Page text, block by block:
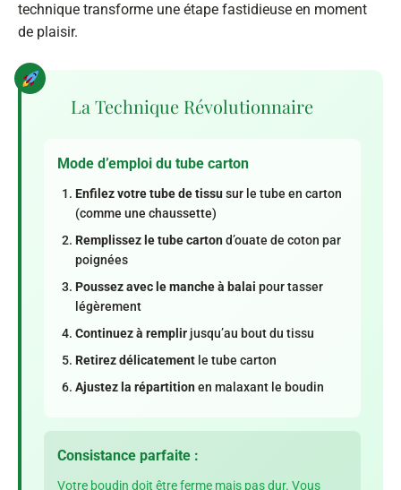
technique transforme une étape fastidieuse en moment
de plaisir.
La Technique Révolutionnaire
Mode d’emploi du tube carton
Enfilez votre tube de tissusur le tube en carton
(comme une chaussette)
Remplissez le tube cartond’ouate de coton par
poignées
Poussez avec le manche à balai pour tasser
légèrement
Continuez à remplir jusqu’au bout du tissu
Retirez délicatement le tube carton
Ajustez la répartitionen malaxant le boudin
Consistance parfaite :
Votre boudin doit être ferme mais pas dur. Vous